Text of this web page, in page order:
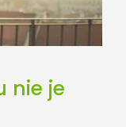
nie je